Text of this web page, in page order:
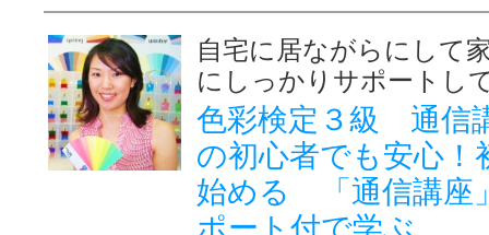
自宅に居ながらにして
にしっかりサポートし
色彩検定３級 通信
の初心者でも安心！
始める 「通信講座
ポート付で学ぶ